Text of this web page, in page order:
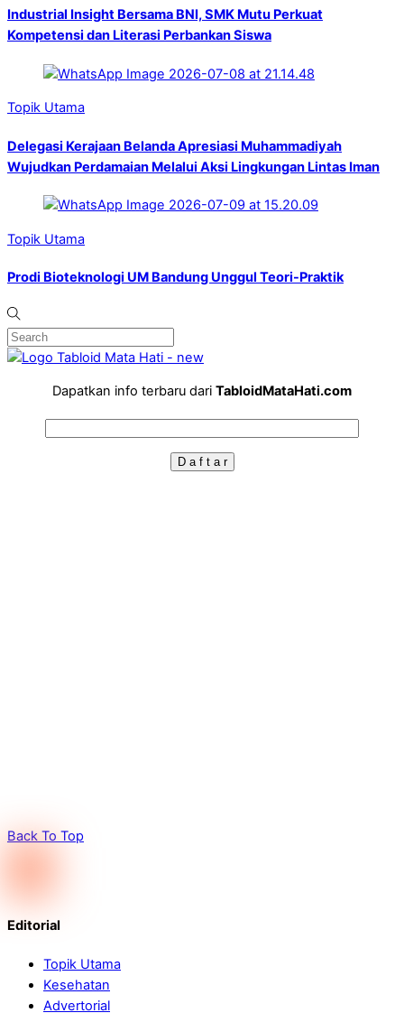
Industrial Insight Bersama BNI, SMK Mutu Perkuat
Kompetensi dan Literasi Perbankan Siswa
Topik Utama
Delegasi Kerajaan Belanda Apresiasi Muhammadiyah
Wujudkan Perdamaian Melalui Aksi Lingkungan Lintas Iman
Topik Utama
Prodi Bioteknologi UM Bandung Unggul Teori-Praktik
Dapatkan info terbaru dari TabloidMataHati.com
Back To Top
Editorial
Topik Utama
Kesehatan
Advertorial